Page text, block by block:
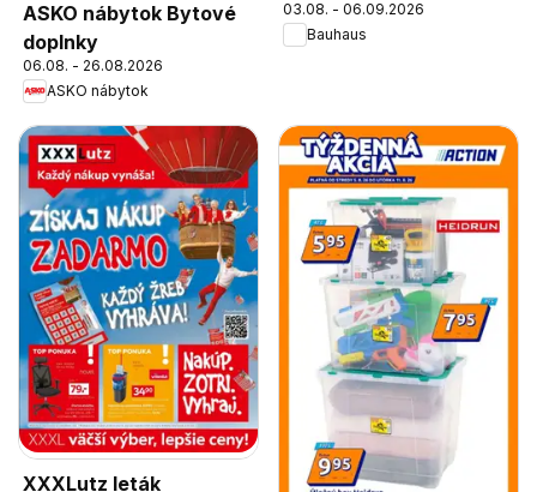
ASKO nábytok Bytové
doplnky
06.08. - 26.08.2026
ASKO nábytok
03.08. - 06.09.2026
Bauhaus
XXXLutz leták